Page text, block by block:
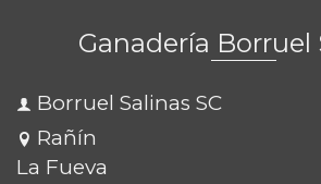
Ganadería Borruel
Borruel Salinas SC
Rañín
La Fueva